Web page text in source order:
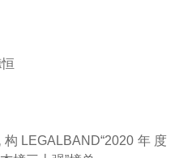
LEGALBAND“2020年度